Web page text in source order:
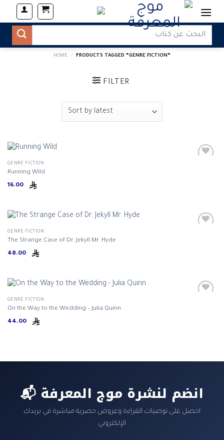
content
Search
HOME / PRODUCTS TAGGED “GENRE FICTION”
FILTER
GENRE FICTION
Running Wild
16.00
GENRE FICTION
The Strange Case of Dr. Jekyll Mr. Hyde
48.00
GENRE FICTION
On the Way to the Wedding – Julia Quinn
44.00
📬 انضم لنشرة موج المعرفة
احصل على توصيات القراءة وعروض حصرية مباشرة في بريدك
الإلكتروني